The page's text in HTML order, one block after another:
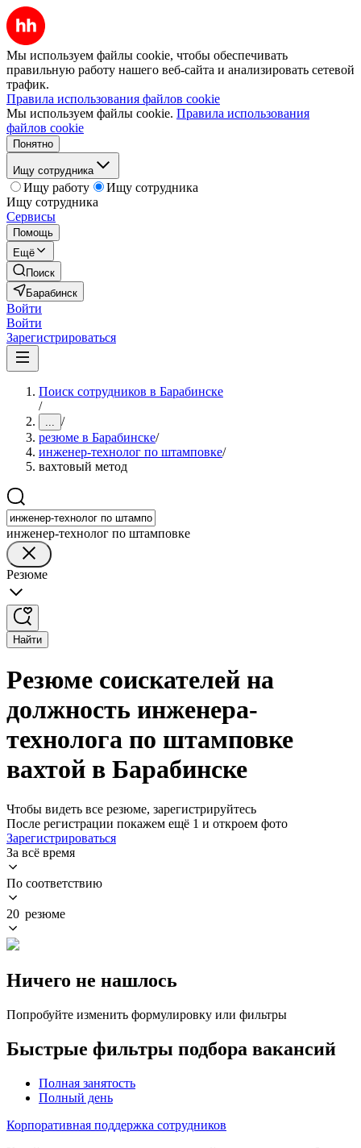
Мы используем файлы cookie, чтобы обеспечивать
правильную работу нашего веб-сайта и анализировать сетевой
трафик.
Правила использования файлов cookie
Мы используем файлы cookie. Правила использования
файлов cookie
Понятно
Ищу сотрудника
Ищу работу
Ищу сотрудника
Ищу сотрудника
Сервисы
Помощь
Ещё
Поиск
Барабинск
Войти
Войти
Зарегистрироваться
Поиск сотрудников в Барабинске
/
... /
резюме в Барабинске/
инженер-технолог по штамповке/
вахтовый метод
инженер-технолог по штамповке
Резюме
Найти
Резюме соискателей на
должность инженера-
технолога по штамповке
вахтой в Барабинске
Чтобы видеть все резюме, зарегистрируйтесь
После регистрации покажем ещё 1 и откроем фото
Зарегистрироваться
За всё время
По соответствию
20 резюме
Ничего не нашлось
Попробуйте изменить формулировку или фильтры
Быстрые фильтры подбора вакансий
Полная занятость
Полный день
Корпоративная поддержка сотрудников